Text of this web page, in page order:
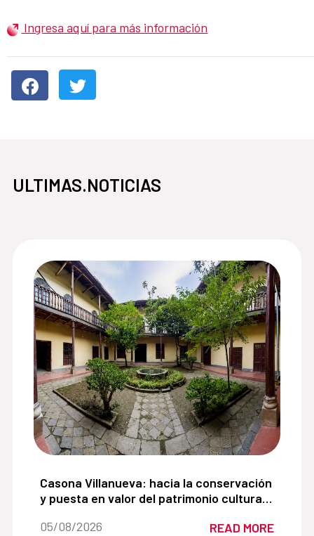
Ingresa aquí para más información
ULTIMAS.NOTICIAS
impulsar la recuperación del espacio público en
Casona Villanueva: hacia la conservación y
Casona Villanueva: hacia la conservación
y puesta en valor del patrimonio cultural
Date of the news::
05/08/2026 READ MORE